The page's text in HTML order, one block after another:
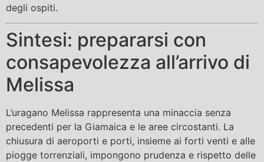
degli ospiti.
Sintesi: prepararsi con
consapevolezza all’arrivo di
Melissa
L’uragano Melissa rappresenta una minaccia senza
precedenti per la Giamaica e le aree circostanti. La
chiusura di aeroporti e porti, insieme ai forti venti e alle
piogge torrenziali, impongono prudenza e rispetto delle